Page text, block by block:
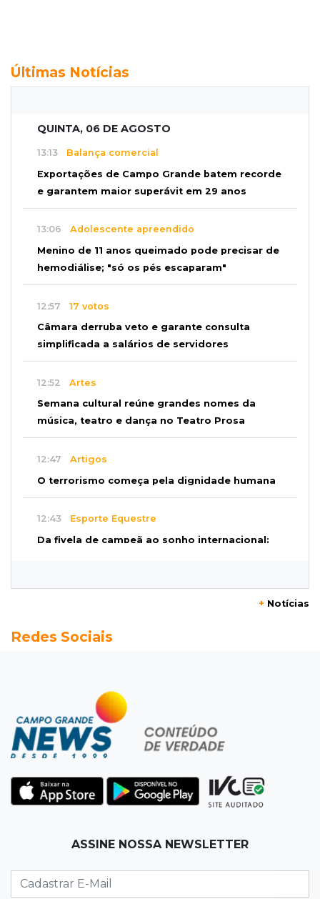
Últimas Notícias
QUINTA, 06 DE AGOSTO
13:13 Balança comercial
Exportações de Campo Grande batem recorde
e garantem maior superávit em 29 anos
13:06 Adolescente apreendido
Menino de 11 anos queimado pode precisar de
hemodiálise; "só os pés escaparam"
12:57 17 votos
Câmara derruba veto e garante consulta
simplificada a salários de servidores
12:52 Artes
Semana cultural reúne grandes nomes da
música, teatro e dança no Teatro Prosa
12:47 Artigos
O terrorismo começa pela dignidade humana
12:43 Esporte Equestre
Da fivela de campeã ao sonho internacional:
alvo por R$ 100 milhões em contratos
Defesa Civil descarta cenário extremo com
chegada de ciclone
12:12 Natureza
temporada reprodutiva no Pantanal
Após apagão, comerciantes contabilizam
+ Notícias
Redes Sociais
ASSINE NOSSA NEWSLETTER